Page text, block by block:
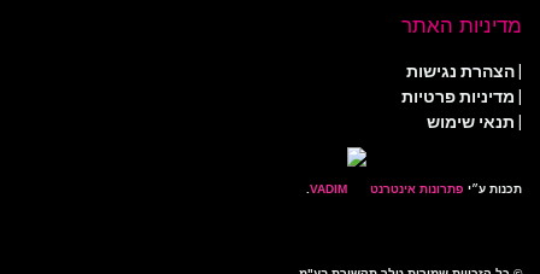
מדיניות האתר
הצהרת נגישות
מדיניות פרטיות
| תנאי שימוש
תכנות ע״י פתרונות אינטרנט